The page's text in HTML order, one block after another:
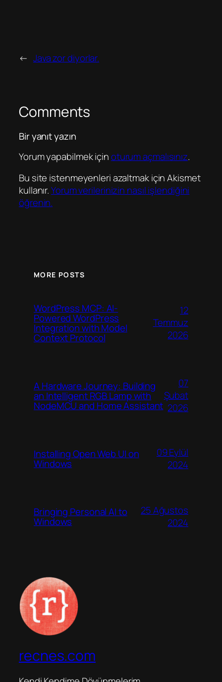
← Java zor diyorlar.
Comments
Bir yanıt yazın
Yorum yapabilmek içinoturum açmalısınız.
Bu site istenmeyenleri azaltmak için Akismet
kullanır.Yorum verilerinizin nasıl işlendiğini
öğrenin.
MORE POSTS
WordPress MCP: AI-
Powered WordPress
Integration with Model
Context Protocol
12
Temmuz
2026
A Hardware Journey: Building
an Intelligent RGB Lamp with
NodeMCU and Home Assistant
07
Şubat
2026
Installing Open Web UI on
Windows
09 Eylül
2024
Bringing Personal AI to
Windows
25 Ağustos
2024
recnes.com